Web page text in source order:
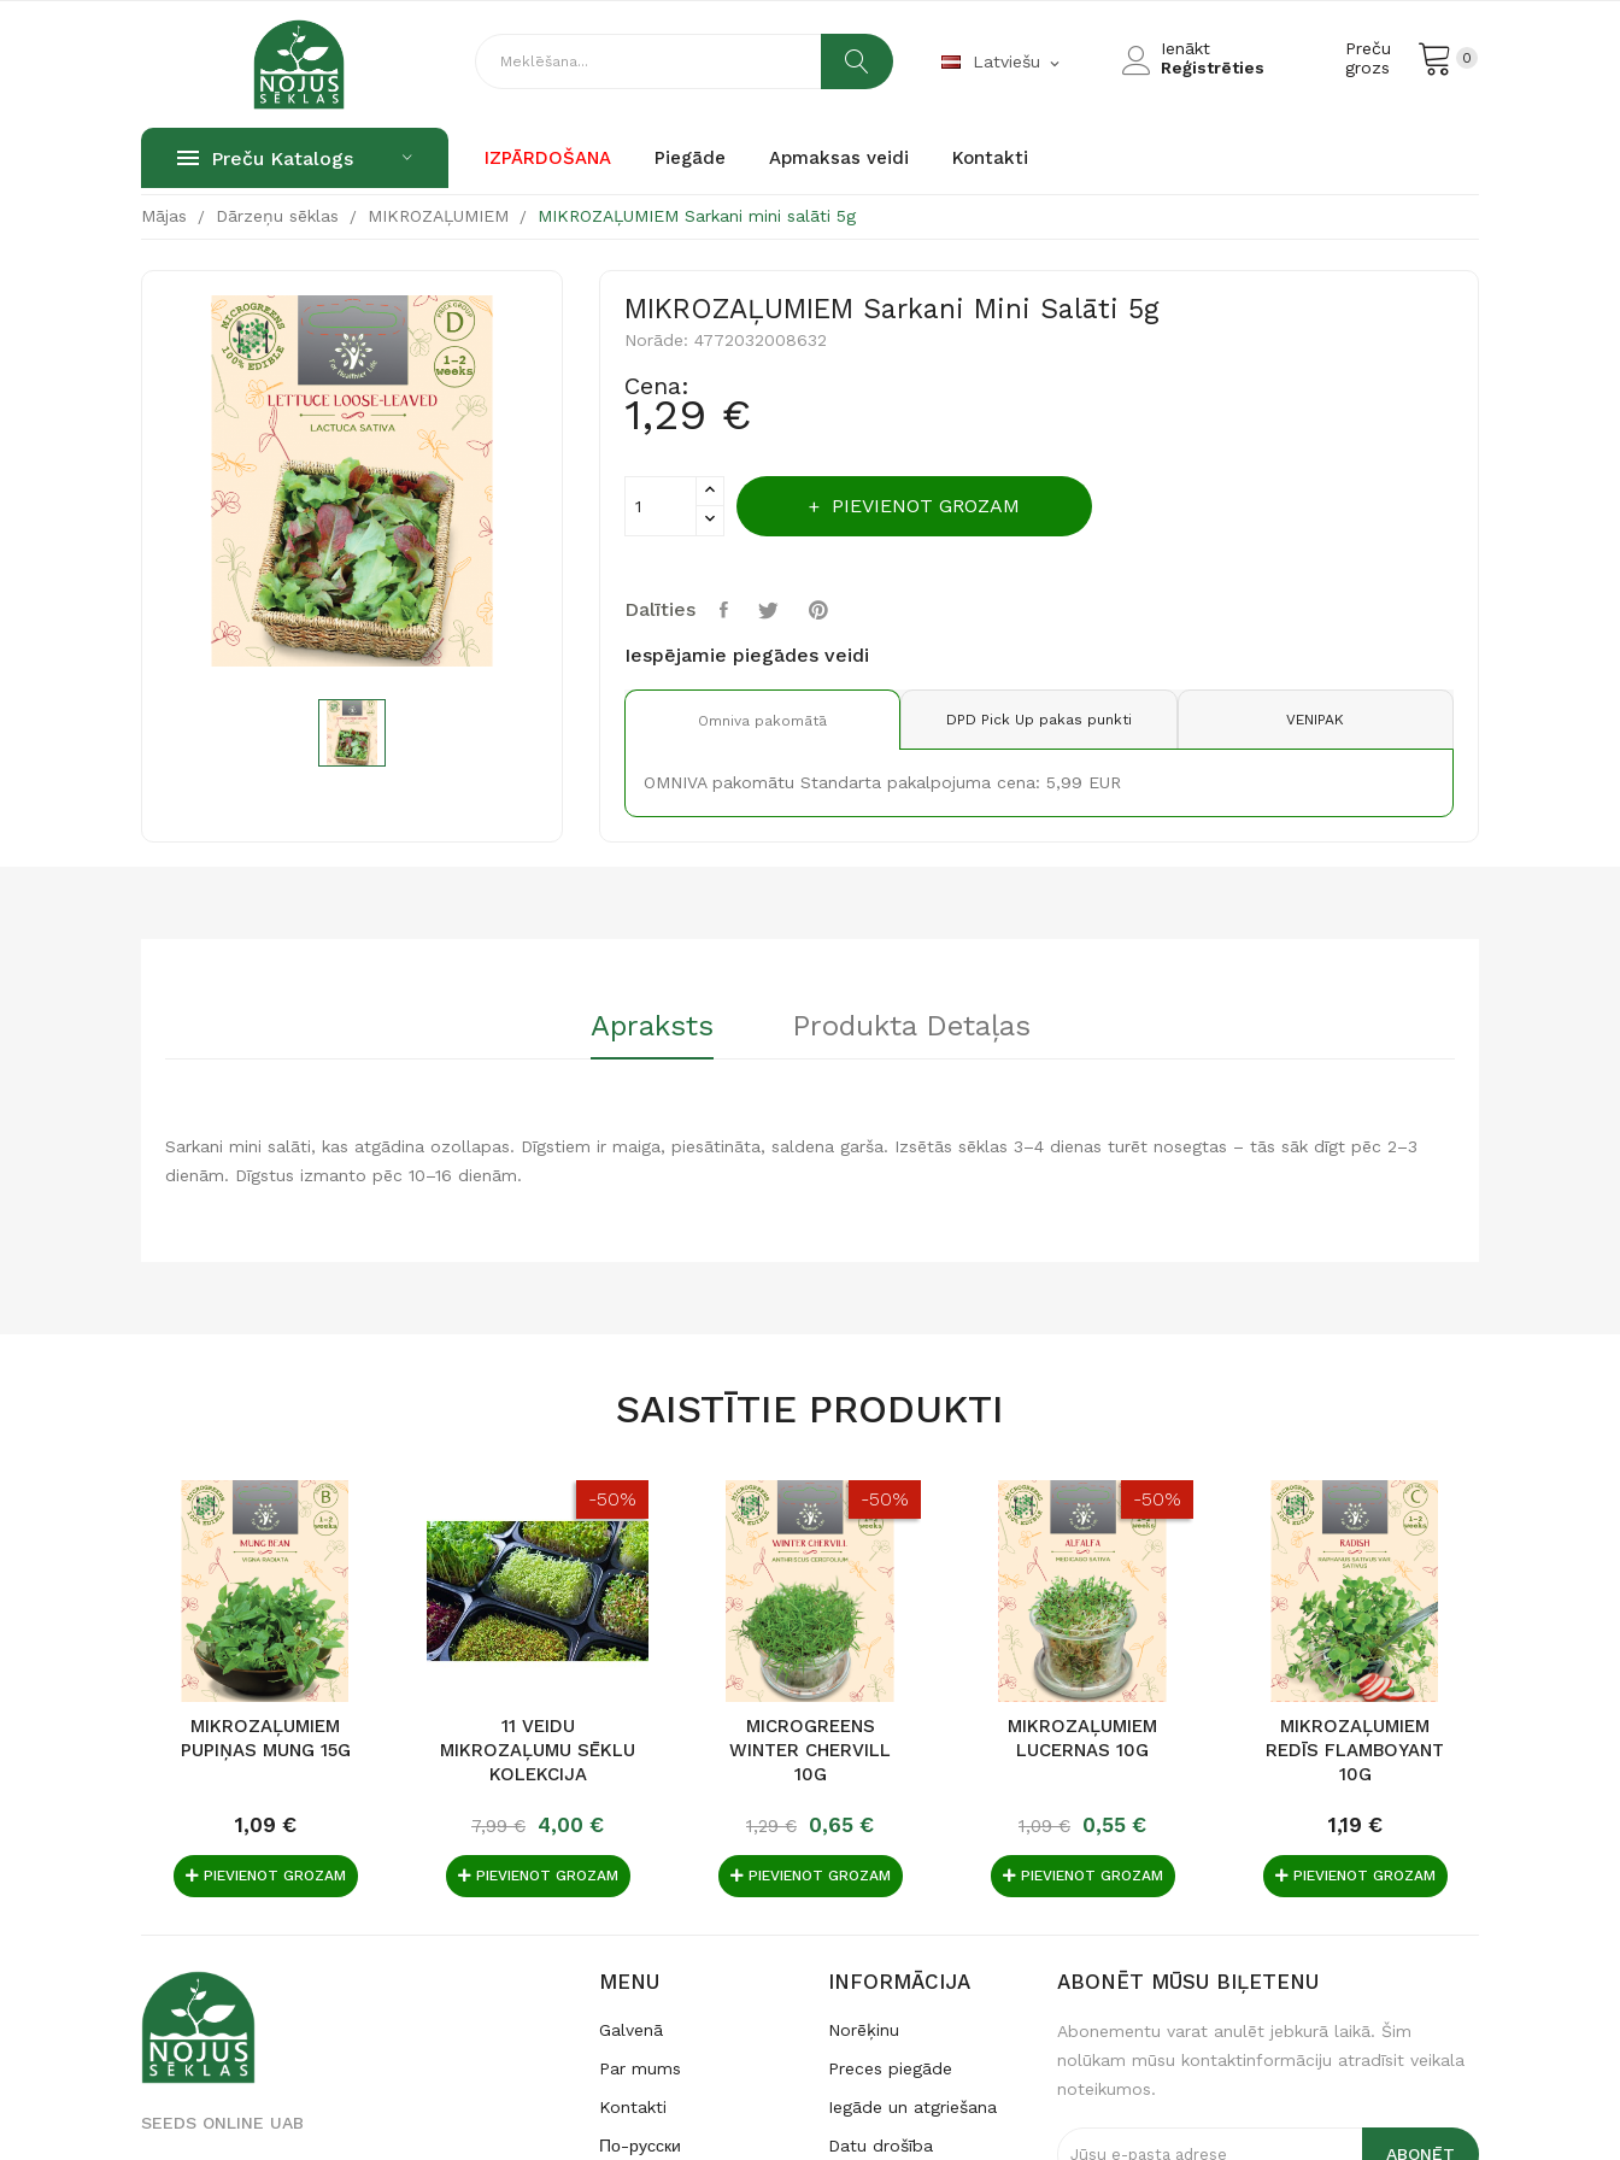
Preču
grozs
0
Ienākt
Reģistrēties
Latviešu expand_more
Preču Katalogs IZPĀRDOŠANA Piegāde Apmaksas veidi Kontakti
Mājas Dārzeņu sēklas MIKROZAĻUMIEM MIKROZAĻUMIEM Sarkani mini salāti 5g
MIKROZAĻUMIEM Sarkani Mini Salāti 5g
Norāde: 4772032008632
Cena:
1,29 €
PIEVIENOT GROZAM
Dalīties
Iespējamie piegādes veidi
Omniva pakomātā DPD Pick Up pakas punkti VENIPAK
OMNIVA pakomātu Standarta pakalpojuma cena: 5,99 EUR
Apraksts Produkta Detaļas
Sarkani mini salāti, kas atgādina ozollapas. Dīgstiem ir maiga, piesātināta, saldena garša. Izsētās sēklas 3–4 dienas turēt nosegtas – tās sāk dīgt pēc 2–3
dienām. Dīgstus izmanto pēc 10–16 dienām.
SAISTĪTIE PRODUKTI
MIKROZAĻUMIEM
PUPIŅAS MUNG 15G
1,09 €
PIEVIENOT GROZAM
-50%
11 VEIDU
MIKROZAĻUMU SĒKLU
KOLEKCIJA
7,99 €
4,00 €
PIEVIENOT GROZAM
-50%
MICROGREENS
WINTER CHERVILL
10G
1,29 € 0,65 €
PIEVIENOT GROZAM
-50%
MIKROZAĻUMIEM
LUCERNAS 10G
1,09 € 0,55 €
PIEVIENOT GROZAM
MIKROZAĻUMIEM
REDĪS FLAMBOYANT
10G
1,19 €
PIEVIENOT GROZAM
SEEDS ONLINE UAB
MENU
Galvenā
Par mums
Kontakti
По-русски
INFORMĀCIJA
Norēķinu
Preces piegāde
Iegāde un atgriešana
Datu drošība
ABONĒT MŪSU BIĻETENU
Abonementu varat anulēt jebkurā laikā. Šim
nolūkam mūsu kontaktinformāciju atradīsit veikala
noteikumos.